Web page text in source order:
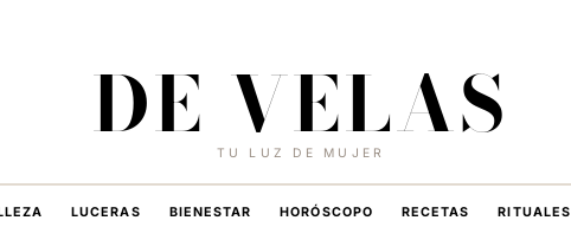
DE VELAS
TU LUZ DE MUJER
LUCERAS BIENESTAR HORÓSCOPO RECETAS RITUALES